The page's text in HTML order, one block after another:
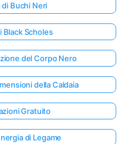
Buchi Neri
Scholes
del Corpo Nero
della Caldaia
Gratuito
di Legame